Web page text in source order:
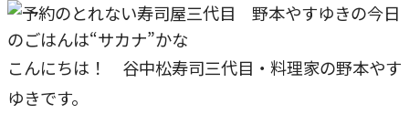
こんにちは！ 谷中松寿司三代目・料理家の野本やす
ゆきです。